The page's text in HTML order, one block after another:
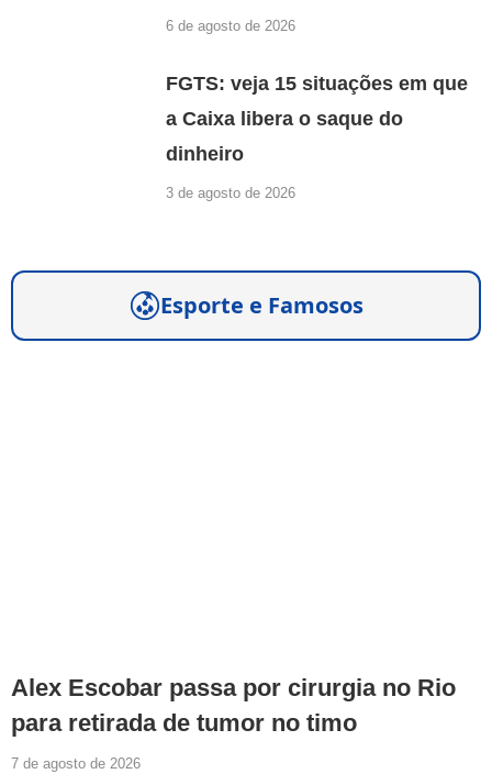
6 de agosto de 2026
FGTS: veja 15 situações em que
a Caixa libera o saque do
dinheiro
3 de agosto de 2026
Esporte e Famosos
Alex Escobar passa por cirurgia no Rio
para retirada de tumor no timo
7 de agosto de 2026